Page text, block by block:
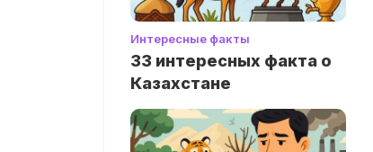
Интересные факты
33 интересных факта о
Казахстане